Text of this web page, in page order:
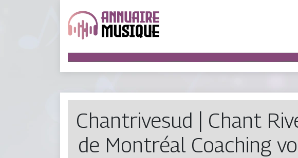
Chantrive­sud | Chant
de Montréal Coaching